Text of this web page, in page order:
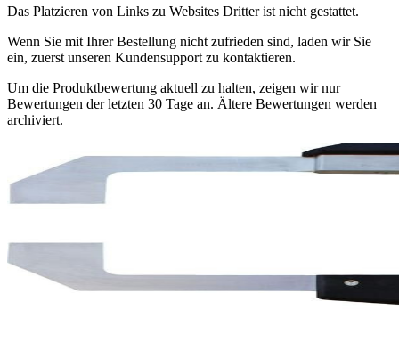
Das Platzieren von Links zu Websites Dritter ist nicht gestattet.
Wenn Sie mit Ihrer Bestellung nicht zufrieden sind, laden wir Sie
ein, zuerst unseren Kundensupport zu kontaktieren.
Um die Produktbewertung aktuell zu halten, zeigen wir nur
Bewertungen der letzten 30 Tage an. Ältere Bewertungen werden
archiviert.